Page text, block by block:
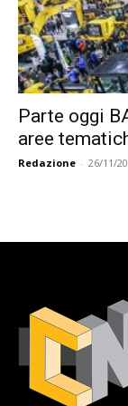
Parte oggi
aree
Redazione - 26/11/